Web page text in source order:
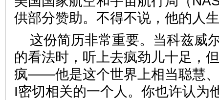
供部分赞助。不得不说，他的人
这份简历非常重要。当科兹威
的看法时，听上去疯劲儿十足，
疯——他是这个世界上相当聪慧
I密切相关的一个人。你也许认为